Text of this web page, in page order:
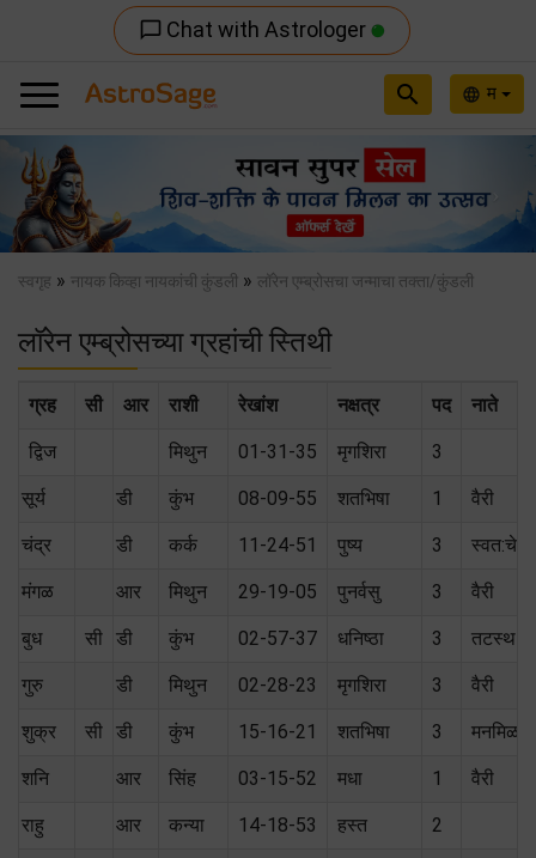
chat_bubble_outline Chat with Astrologer
language म
search
Previous
स्वगृह » नायक किव्हा नायकांची कुंडली » लॉरेन एम्ब्रोसचा जन्माचा तक्ता/कुंडली
लॉरेन एम्ब्रोसच्या ग्रहांची स्तिथी
ग्रह सी आर राशी रेखांश नक्षत्र पद नाते
द्विज मिथुन 01-31-35 मृगशिरा 3
सूर्य डी कुंभ 08-09-55 शतभिषा 1 वैरी
चंद्र डी कर्क 11-24-51 पुष्य 3 स्वत:चे
मंगळ आर मिथुन 29-19-05 पुनर्वसु 3 वैरी
बुध सी डी कुंभ 02-57-37 धनिष्ठा 3 तटस्थ
गुरु डी मिथुन 02-28-23 मृगशिरा 3 वैरी
शुक्र सी डी कुंभ 15-16-21 शतभिषा 3
शनि आर सिंह 03-15-52 मधा 1 वैरी
राहु आर कन्या 14-18-53 हस्त 2